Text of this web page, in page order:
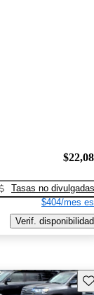
Tasas no divulgadas
$404/mes
Verif. disponibilidad